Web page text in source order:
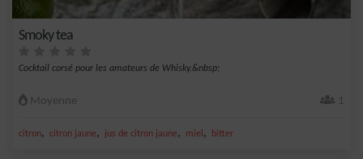
Smoky tea
Cocktail corsé pour les amateurs de Whisky.&nbsp;
Moyenne 1
citron, citron jaune, jus de citron jaune, miel , bitter